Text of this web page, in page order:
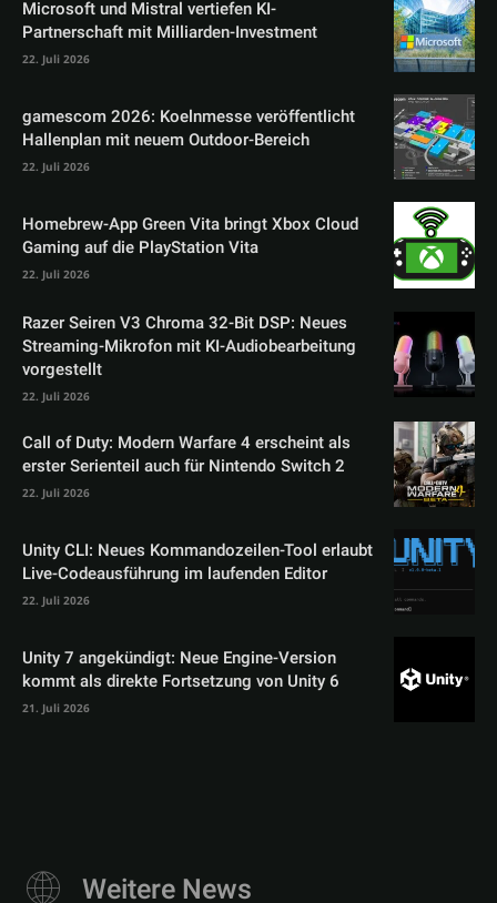
Microsoft und Mistral vertiefen KI-
Partnerschaft mit Milliarden-Investment
22. Juli 2026
gamescom 2026: Koelnmesse veröffentlicht
Hallenplan mit neuem Outdoor-Bereich
22. Juli 2026
Homebrew-App Green Vita bringt Xbox Cloud
Gaming auf die PlayStation Vita
22. Juli 2026
Razer Seiren V3 Chroma 32-Bit DSP: Neues
Streaming-Mikrofon mit KI-Audiobearbeitung
vorgestellt
22. Juli 2026
Call of Duty: Modern Warfare 4 erscheint als
erster Serienteil auch für Nintendo Switch 2
22. Juli 2026
Unity CLI: Neues Kommandozeilen-Tool erlaubt
Live-Codeausführung im laufenden Editor
22. Juli 2026
Unity 7 angekündigt: Neue Engine-Version
kommt als direkte Fortsetzung von Unity 6
21. Juli 2026
Weitere News